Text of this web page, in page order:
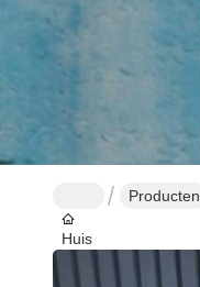
Huis
Producten